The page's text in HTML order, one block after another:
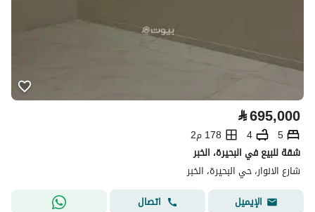
⃁695,000
5
4
178 م2
شقة للبيع في البحيرة، الخبر
شارع الانوار، حي البحيرة، الخبر
الإيميل
اتصال